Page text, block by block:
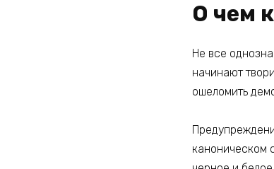
О чем
Не все
начинают
ошеломить
каноническом